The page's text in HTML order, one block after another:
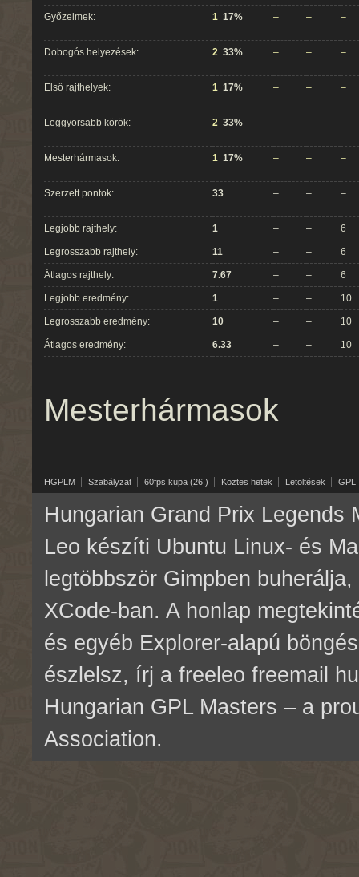
Győzelmek: 1 17% – – –
Dobogós helyezések: 2 33% – – –
Első rajthelyek: 1 17% – – –
Leggyorsabb körök: 2 33% – – –
Mesterhármasok: 1 17% – – –
Szerzett pontok: 33 – – –
Legjobb rajthely: 1 – – 6
Legrosszabb rajthely: 11 – – 6
Átlagos rajthely: 7.67 – – 6
Legjobb eredmény: 1 – – 10
Legrosszabb eredmény: 10 – – 10
Átlagos eredmény: 6.33 – – 10
Mesterhármasok
HGPLM Szabályzat 60fps kupa (26.) Köztes hetek Letöltések GPL
Hungarian Grand Prix Legends
Leo készíti Ubuntu Linux- és
legtöbbször Gimpben
XCode-ban. A honlap
és egyéb Explorer-alapú
észlelsz, írj a freeleo freemail
Hungarian GPL Masters – a
Association.